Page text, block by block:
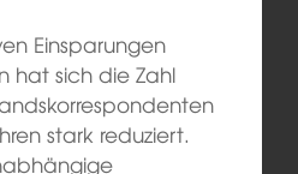
Einsparungen
hat sich die Zahl
stark reduziert.